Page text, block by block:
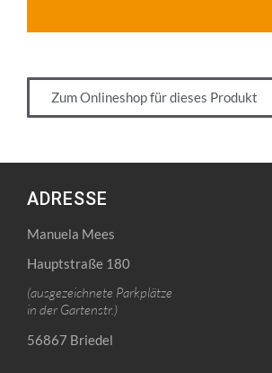
Zum Onlineshop für dieses Produkt
ADRESSE
Manuela Mees
Hauptstraße 180
(ausgezeichnete Parkplätze
in der Gartenstr.)
56867 Briedel